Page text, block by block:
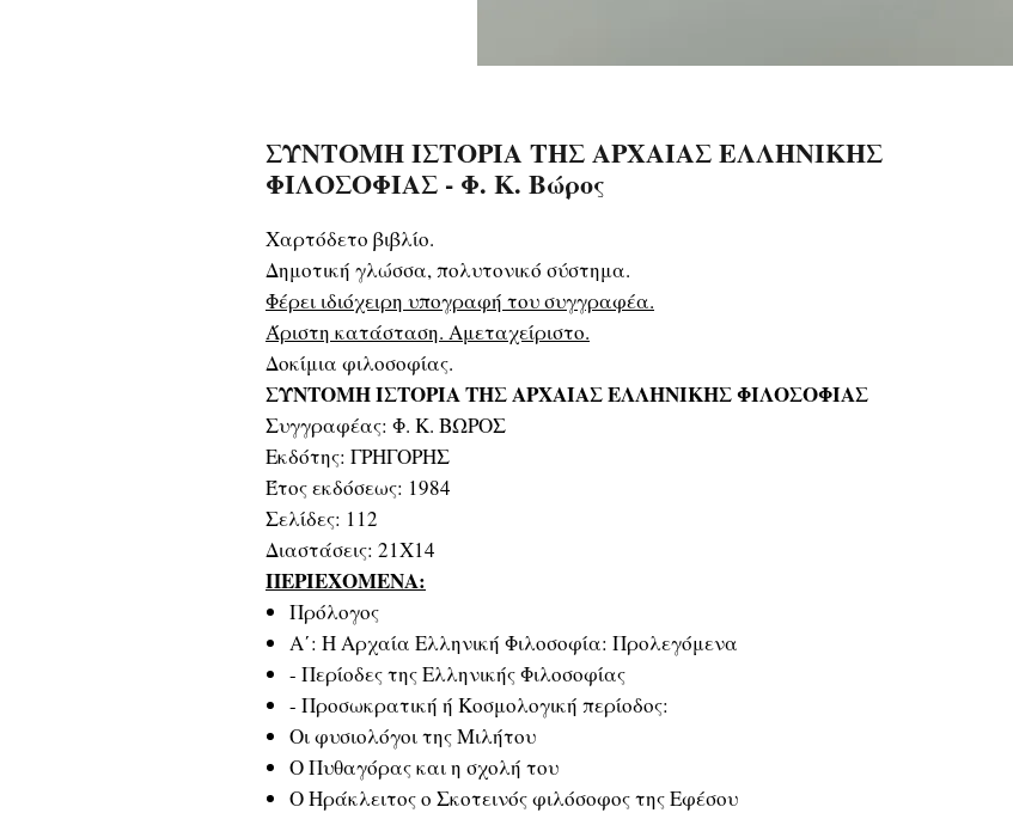
ΣΥΝΤΟΜΗ ΙΣΤΟΡΙΑ ΤΗΣ ΑΡΧΑΙΑΣ ΕΛΛΗΝΙΚΗΣ
ΦΙΛΟΣΟΦΙΑΣ - Φ. Κ. Βώρος
Χαρτόδετο βιβλίο.
Δημοτική γλώσσα, πολυτονικό σύστημα.
Φέρει ιδιόχειρη υπογραφή του συγγραφέα.
Άριστη κατάσταση. Αμεταχείριστο.
Δοκίμια φιλοσοφίας.
ΣΥΝΤΟΜΗ ΙΣΤΟΡΙΑ ΤΗΣ ΑΡΧΑΙΑΣ ΕΛΛΗΝΙΚΗΣ ΦΙΛΟΣΟΦΙΑΣ
Συγγραφέας: Φ. Κ. ΒΩΡΟΣ
Εκδότης: ΓΡΗΓΟΡΗΣ
Έτος εκδόσεως: 1984
Σελίδες: 112
Διαστάσεις: 21Χ14
ΠΕΡΙΕΧΟΜΕΝΑ:
Πρόλογος
Α΄: Η Αρχαία Ελληνική Φιλοσοφία: Προλεγόμενα
- Περίοδες της Ελληνικής Φιλοσοφίας
- Προσωκρατική ή Κοσμολογική περίοδος:
Οι φυσιολόγοι της Μιλήτου
Ο Πυθαγόρας και η σχολή του
Ο Ηράκλειτος ο Σκοτεινός φιλόσοφος της Εφέσου